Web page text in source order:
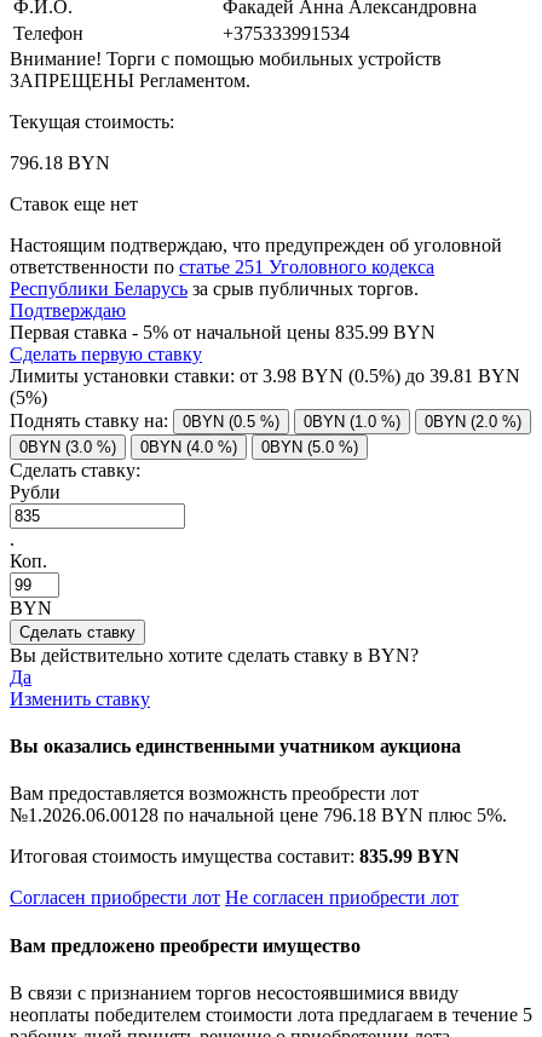
Ф.И.О.
Факадей Анна Александровна
Телефон
+375333991534
Внимание! Торги с помощью мобильных устройств
ЗАПРЕЩЕНЫ Регламентом.
Текущая стоимость:
796.18 BYN
Ставок еще нет
Настоящим подтверждаю, что предупрежден об уголовной
ответственности по статье 251 Уголовного кодекса
Республики Беларусь за срыв публичных торгов.
Подтверждаю
Первая ставка - 5% от начальной цены 835.99 BYN
Сделать первую ставку
Лимиты установки ставки: от 3.98 BYN (0.5%) до 39.81 BYN
(5%)
Поднять ставку на:
0BYN (0.5 %) 0BYN (1.0 %)
0BYN (2.0 %)
0BYN (3.0 %)
0BYN (4.0 %) 0BYN (5.0 %)
Сделать ставку:
Рубли
.
Коп.
BYN
Вы действительно хотите сделать ставку в BYN?
Да
Изменить ставку
Вы оказались единственными учатником аукциона
Вам предоставляется возможнсть преобрести лот
№1.2026.06.00128 по начальной цене 796.18 BYN плюс 5%.
Итоговая стоимость имущества составит: 835.99 BYN
Согласен приобрести лот Не согласен приобрести лот
Вам предложено преобрести имущество
В связи с признанием торгов несостоявшимися ввиду
неоплаты победителем стоимости лота предлагаем в течение 5